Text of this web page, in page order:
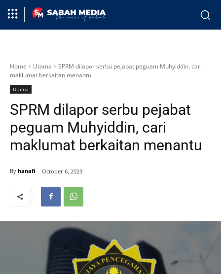
Home Utama
SPRM dilapor serbu pejabat peguam Muhyiddin, cari
maklumat berkaitan menantu
Utama
SPRM dilapor serbu pejabat
peguam Muhyiddin, cari
maklumat berkaitan menantu
By hanafi October 6, 2023